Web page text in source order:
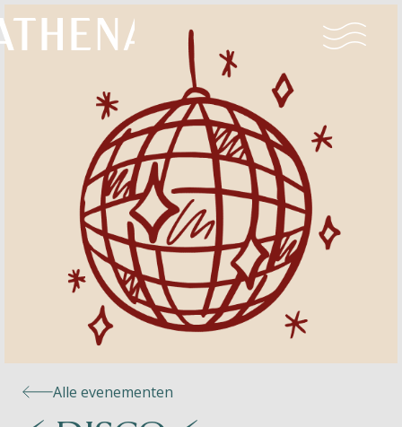
Naturisme
Community
Kalender
Parken
Le Perron
Alle evenementen